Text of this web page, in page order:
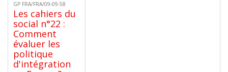
GP FRA/FRA/09-09-58
Les cahiers du
social n°22 :
Comment
évaluer les
politique
d'intégration